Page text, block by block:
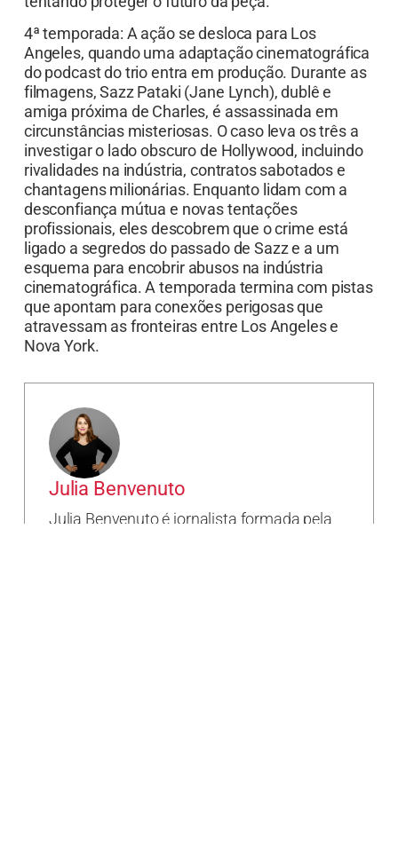
4ª temporada: A ação se desloca para Los
Angeles, quando uma adaptação cinematográfica
do podcast do trio entra em produção. Durante as
filmagens, Sazz Pataki (Jane Lynch), dublê e
amiga próxima de Charles, é assassinada em
circunstâncias misteriosas. O caso leva os três a
investigar o lado obscuro de Hollywood, incluindo
rivalidades na indústria, contratos sabotados e
chantagens milionárias. Enquanto lidam com a
desconfiança mútua e novas tentações
profissionais, eles descobrem que o crime está
ligado a segredos do passado de Sazz e a um
esquema para encobrir abusos na indústria
cinematográfica. A temporada termina com pistas
que apontam para conexões perigosas que
atravessam as fronteiras entre Los Angeles e
Nova York.
Julia Benvenuto
Julia Benvenuto é jornalista formada pela